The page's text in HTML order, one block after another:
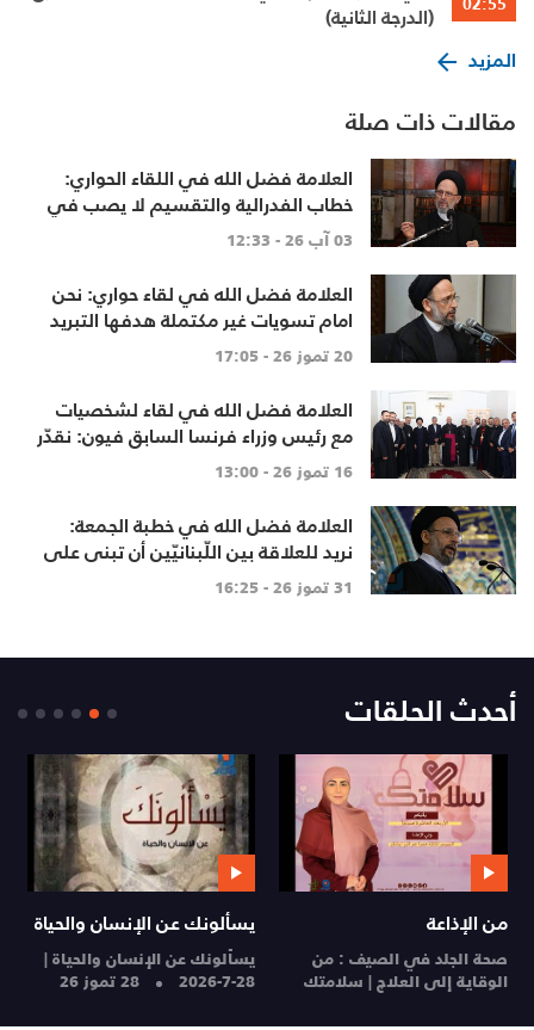
(الدرجة الثانية)
المزيد
مقالات ذات صلة
العلامة فضل الله في اللقاء الحواري:
خطاب الفدرالية والتقسيم لا يصب في
مصلحة أحد
03 آب 26 - 12:33
العلامة فضل الله في لقاء حواري: نحن
امام تسويات غير مكتملة هدفها التبريد
لا الحل
20 تموز 26 - 17:05
العلامة فضل الله في لقاء لشخصيات
مع رئيس وزراء فرنسا السابق فيون: نقدّر
حرص فرنسا على سيادة لبنان واستقلاله
16 تموز 26 - 13:00
العلامة فضل الله في خطبة الجمعة:
نريد للعلاقة بين اللّبنانيّين أن تبنى على
الاحترام المتبادل، والانتماء الوطنيّ
الجامع
31 تموز 26 - 16:25
أحدث الحلقات
من الإذاعة
صحة الجلد في الصيف : من
الوقاية إلى العلاج | سلامتك
يسألونك عن الإنسان والحياة
يسألونك عن الإنسان والحياة |
28-7-2026 28 تموز 26